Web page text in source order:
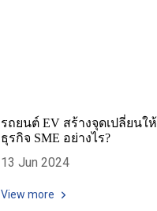
รถยนต์ EV สร้างจุดเปลี่ยนให้
ธุรกิจ SME อย่างไร?
13 Jun 2024
View more